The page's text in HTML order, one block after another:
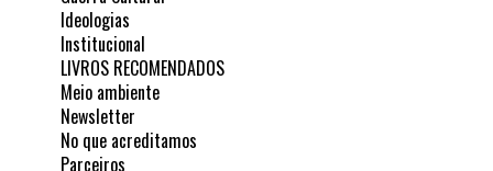
Ideologias
Institucional
LIVROS RECOMENDADOS
Meio ambiente
Newsletter
No que acreditamos
Parceiros